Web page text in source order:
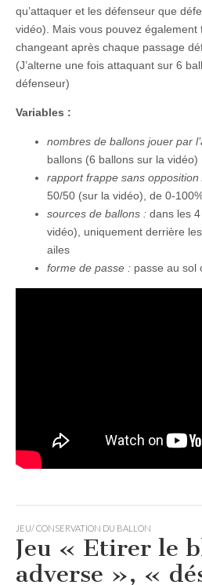
qu’attaquer et les défenseur que
vidéo). Mais vous pouvez également
changeant après chaque passage
(J’alterne une fois attaquant sur 6
défenseur)
Variables :
nombres de ballons jouer par
ballons (6 ballons sur la vidéo)
rapport frappe sans
50/50 (sur la vidéo), de 0-
sources de ballons : dans les
vidéo), uniquement derrière
ailes
forme de passe : passe au sol
JEU/ CONSERVATION DU BALLON
Jeu « Etirer le
adverse », «